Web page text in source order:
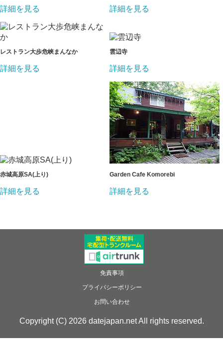
詳細を見る 詳細を見る
レストラン大歩危峡まんなか
詳細を見る
雲辺寺
詳細を見る
赤城高原SA(上り)
詳細を見る
Garden Cafe Komorebi
詳細を見る
免責事項
プライバシーポリシー
お問い合わせ
Copyright (C) 2026 datejapan.net All rights reserved.